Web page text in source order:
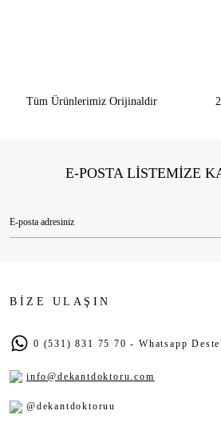
Tüm Ürünlerimiz Orijinaldir
E-POSTA LİSTEMİZE
BİZE ULAŞIN
0 (531) 831 75 70 - Whatsapp
info@dekantdoktoru.com
@dekantdoktoruu